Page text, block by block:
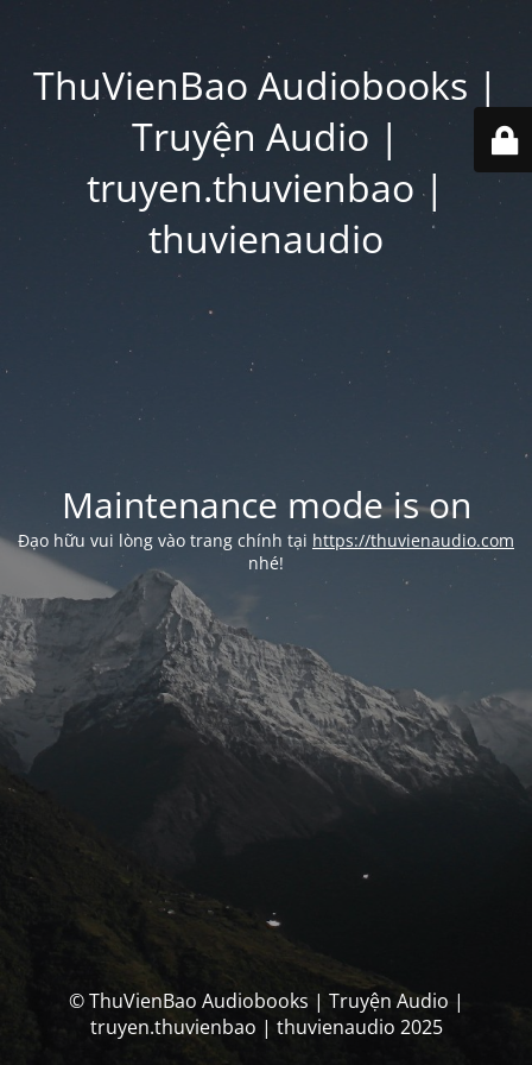
ThuVienBao Audiobooks |
Truyện Audio |
truyen.thuvienbao |
thuvienaudio
Maintenance mode is on
Đạo hữu vui lòng vào trang chính tại https://thuvienaudio.com
nhé!
© ThuVienBao Audiobooks | Truyện Audio |
truyen.thuvienbao | thuvienaudio 2025